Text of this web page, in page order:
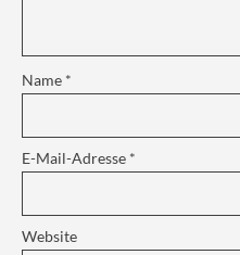
Name *
E-Mail-Adresse *
Website